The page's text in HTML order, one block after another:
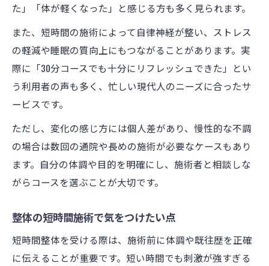
た」「体が軽くなった」と感じる方も多く見られます。
また、短時間の施術によって自律神経が整い、ストレス
の軽減や睡眠の質向上にもつながることがあります。実
際に「30分コースでも十分にリフレッシュできた」とい
う利用者の声も多く、忙しい現代人のニーズに合ったサ
ービスです。
ただし、変化の感じ方には個人差があり、慢性的な不調
の場合は数回の通院や長めの施術が必要なケースもあり
ます。自分の体調や目的を明確にし、施術者と相談しな
がらコースを選ぶことが大切です。
整体の短時間施術で気をつけたい点
短時間整体を受ける際は、施術前に体調や既往歴を正確
に伝えることが重要です。短い時間でも刺激が強すぎる